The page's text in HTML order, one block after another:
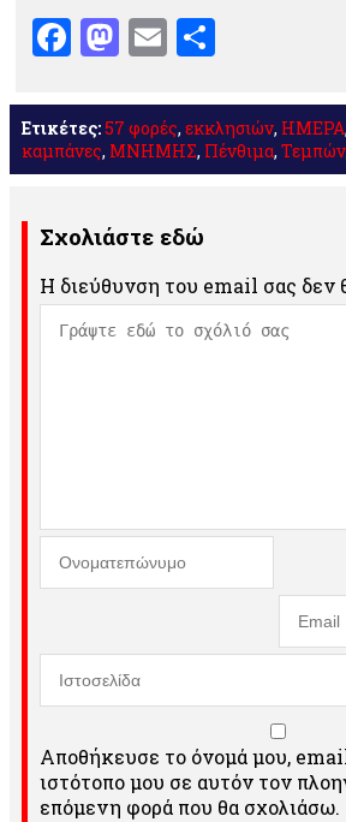
Facebook
Mastodon
Email
Ετικέτες:57 φορές, εκκλησιών, ΗΜΕΡΑ,
καμπάνες, ΜΝΗΜΗΣ, Πένθιμα, Τεμπών
Σχολιάστε εδώ
Η διεύθυνση του email σας δεν
Αποθήκευσε το όνομά μου,
ιστότοπο μου σε αυτόν τον
επόμενη φορά που θα σχολιάσω.